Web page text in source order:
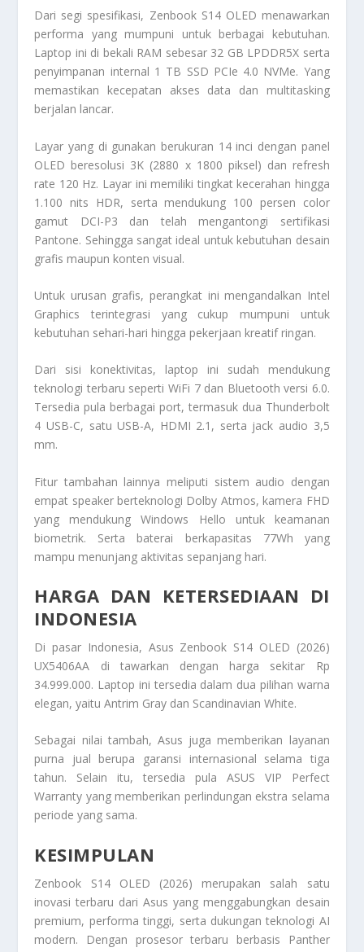
Dari segi spesifikasi, Zenbook S14 OLED menawarkan
performa yang mumpuni untuk berbagai kebutuhan.
Laptop ini di bekali RAM sebesar 32 GB LPDDR5X serta
penyimpanan internal 1 TB SSD PCIe 4.0 NVMe. Yang
memastikan kecepatan akses data dan multitasking
berjalan lancar.
Layar yang di gunakan berukuran 14 inci dengan panel
OLED beresolusi 3K (2880 x 1800 piksel) dan refresh
rate 120 Hz. Layar ini memiliki tingkat kecerahan hingga
1.100 nits HDR, serta mendukung 100 persen color
gamut DCI-P3 dan telah mengantongi sertifikasi
Pantone. Sehingga sangat ideal untuk kebutuhan desain
grafis maupun konten visual.
Untuk urusan grafis, perangkat ini mengandalkan Intel
Graphics terintegrasi yang cukup mumpuni untuk
kebutuhan sehari-hari hingga pekerjaan kreatif ringan.
Dari sisi konektivitas, laptop ini sudah mendukung
teknologi terbaru seperti WiFi 7 dan Bluetooth versi 6.0.
Tersedia pula berbagai port, termasuk dua Thunderbolt
4 USB-C, satu USB-A, HDMI 2.1, serta jack audio 3,5
mm.
Fitur tambahan lainnya meliputi sistem audio dengan
empat speaker berteknologi Dolby Atmos, kamera FHD
yang mendukung Windows Hello untuk keamanan
biometrik. Serta baterai berkapasitas 77Wh yang
mampu menunjang aktivitas sepanjang hari.
HARGA DAN KETERSEDIAAN DI
INDONESIA
Di pasar Indonesia, Asus Zenbook S14 OLED (2026)
UX5406AA di tawarkan dengan harga sekitar Rp
34.999.000. Laptop ini tersedia dalam dua pilihan warna
elegan, yaitu Antrim Gray dan Scandinavian White.
Sebagai nilai tambah, Asus juga memberikan layanan
purna jual berupa garansi internasional selama tiga
tahun. Selain itu, tersedia pula ASUS VIP Perfect
Warranty yang memberikan perlindungan ekstra selama
periode yang sama.
KESIMPULAN
Zenbook S14 OLED (2026) merupakan salah satu
inovasi terbaru dari Asus yang menggabungkan desain
premium, performa tinggi, serta dukungan teknologi AI
modern. Dengan prosesor terbaru berbasis Panther